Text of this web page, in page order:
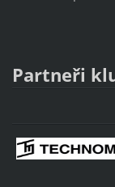
Partneři